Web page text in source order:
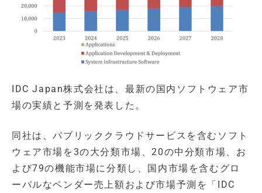
IDC Japan株式会社は、最新の国内ソフトウェア市
場の実績と予測を発表した。
同社は、パブリッククラウドサービスを含むソフト
ウェア市場を3の大分類市場、20の中分類市場、お
よび79の機能市場に分類し、国内市場を含むグロ
ーバルなベンダー売上額および市場予測を「IDC